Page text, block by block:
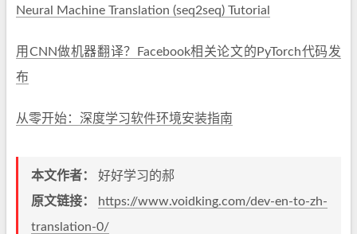
Neural Machine Translation (seq2seq) Tutorial
用CNN做机器翻译？Facebook相关论文的PyTorch代码发
布
从零开始：深度学习软件环境安装指南
本文作者：
好好学习的郝
原文链接：
https://www.voidking.com/dev-en-to-zh-
translation-0/